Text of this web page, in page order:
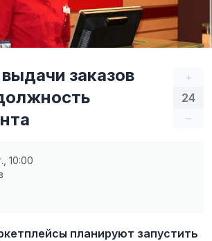
+
24
–
заказов
10:00
планируют запустить